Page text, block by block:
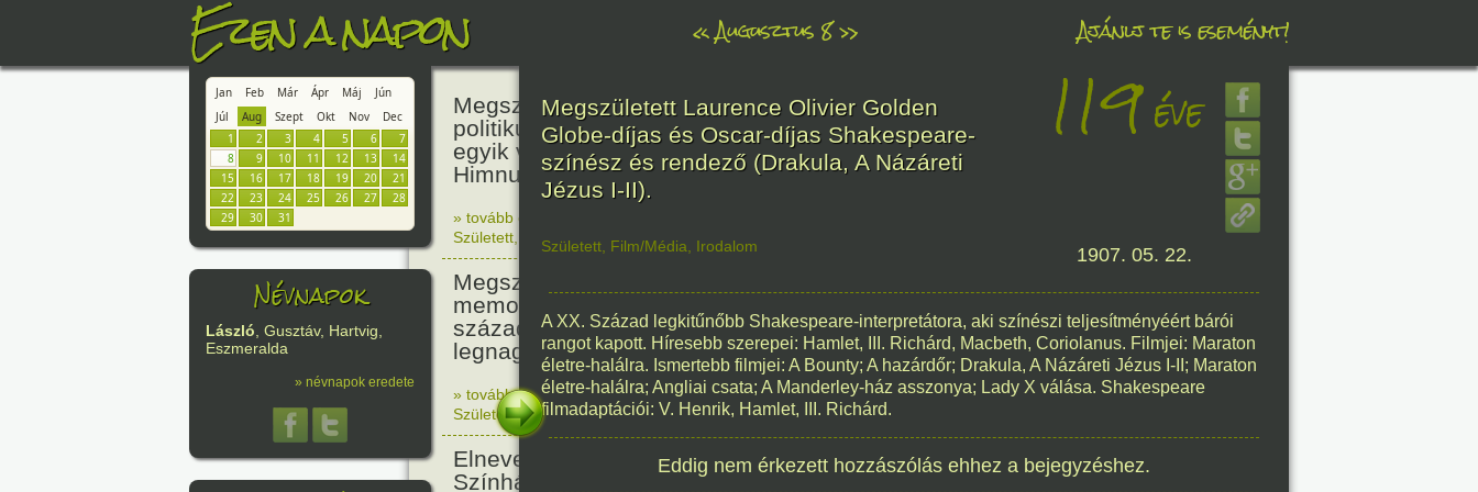
Ezen a napon «Augusztus 8» Ajánlj te is eseményt!
Jan Feb Már Ápr Máj
Jún
Júl
Aug Szept Okt Nov
Dec
1
2 3 4 5 6
7
8
9 10 11 12 13
14
15
16 17 18 19 20
21
22
23 24 25 26 27
28
29
30 31
Névnapok
László, Gusztáv, Hartvig,
Eszmeralda
» névnapok eredete
Megszületett Kölcsey Ferenc költő,
politikus, akadémikus, a reformkor
egyik vezéregyénisége, a nemzeti
Himnusz költője.
236
» tovább olvasom
Született
Történelem Zene , Magyar
Megszületett Mikes Kelemen
memoáríró, műfordító, a XVIII.
századi magyar prózairodalom
legnagyobb alakja.
336éve
» tovább olvasom|1 hozzászólás, szólj Te is hozzá!
Született,Történelem,Irodalom ,Magyar
Elnevezték a Pesti Magyar
Színházat Nemzeti Színháznak.
186éve
Megszületett Laurence Olivier Golden
Globe-díjas és Oscar-díjas Shakespeare-
színész és rendező (Drakula, A Názáreti
Jézus I-II).
119éve
Született Film/Média Irodalom 1907. 05. 22.
A XX. Század legkitűnőbb Shakespeare-interpretátora, aki színészi teljesítményéért bárói
rangot kapott. Híresebb szerepei: Hamlet, III. Richárd, Macbeth, Coriolanus. Filmjei: Maraton
életre-halálra. Ismertebb filmjei: A Bounty; A hazárdőr; Drakula, A Názáreti Jézus I-II; Maraton
életre-halálra; Angliai csata; A Manderley-ház asszonya; Lady X válása. Shakespeare
filmadaptációi: V. Henrik, Hamlet, III. Richárd.
Eddig nem érkezett hozzászólás ehhez a bejegyzéshez.